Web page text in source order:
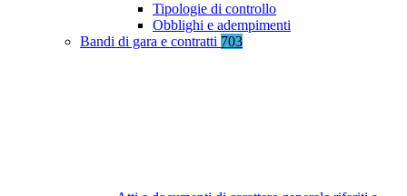
Tipologie di controllo
Obblighi e adempimenti
Bandi di gara e contratti 703